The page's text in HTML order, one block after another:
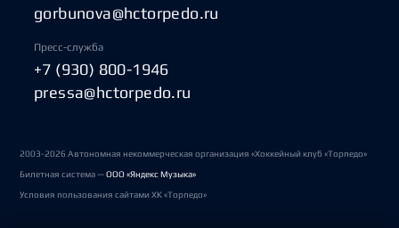
gorbunova@hctorpedo.ru
Пресс-служба
+7 (930) 800-1946
pressa@hctorpedo.ru
2003-2026 Автономная некоммерческая организация «Хоккейный клуб «Торпедо»
Билетная система —ООО «Яндекс Музыка»
Условия пользования сайтами ХК «Торпедо»